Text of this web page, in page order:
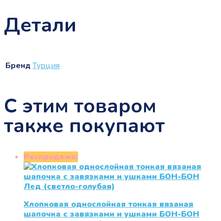
Детали
Бренд Турция
С этим товаром
также покупают
Распродажа!
Хлопковая однослойная тонкая вязаная
шапочка с завязками и ушками БОН-БОН